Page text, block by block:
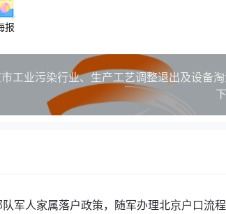
报
军人家属落户政策，随军办理北京户口流